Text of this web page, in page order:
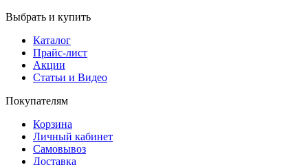
Выбрать и купить
Каталог
Прайс-лист
Акции
Статьи и Видео
Покупателям
Корзина
Личный кабинет
Самовывоз
Доставка